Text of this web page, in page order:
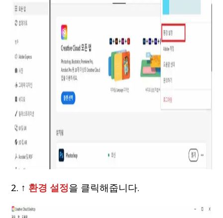
2. ↑ 환경 설정을 클릭해줍니다.